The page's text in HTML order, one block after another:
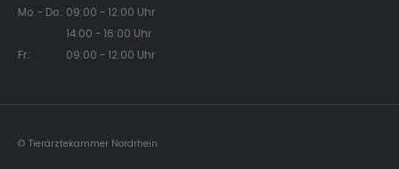
Mo. - Do.: 09:00 - 12:00 Uhr
14:00 - 16:00 Uhr
Fr.: 09:00 - 12:00 Uhr
© Tierärztekammer Nordrhein